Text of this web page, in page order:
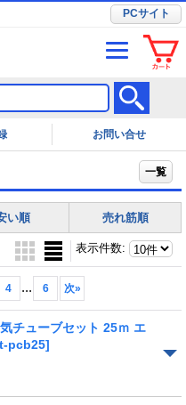
PCサイト
お問い合せ
一覧
い順 売れ筋順
表示件数:
4 ... 6 次»
ューブセット 25ｍ エ
pcb25]